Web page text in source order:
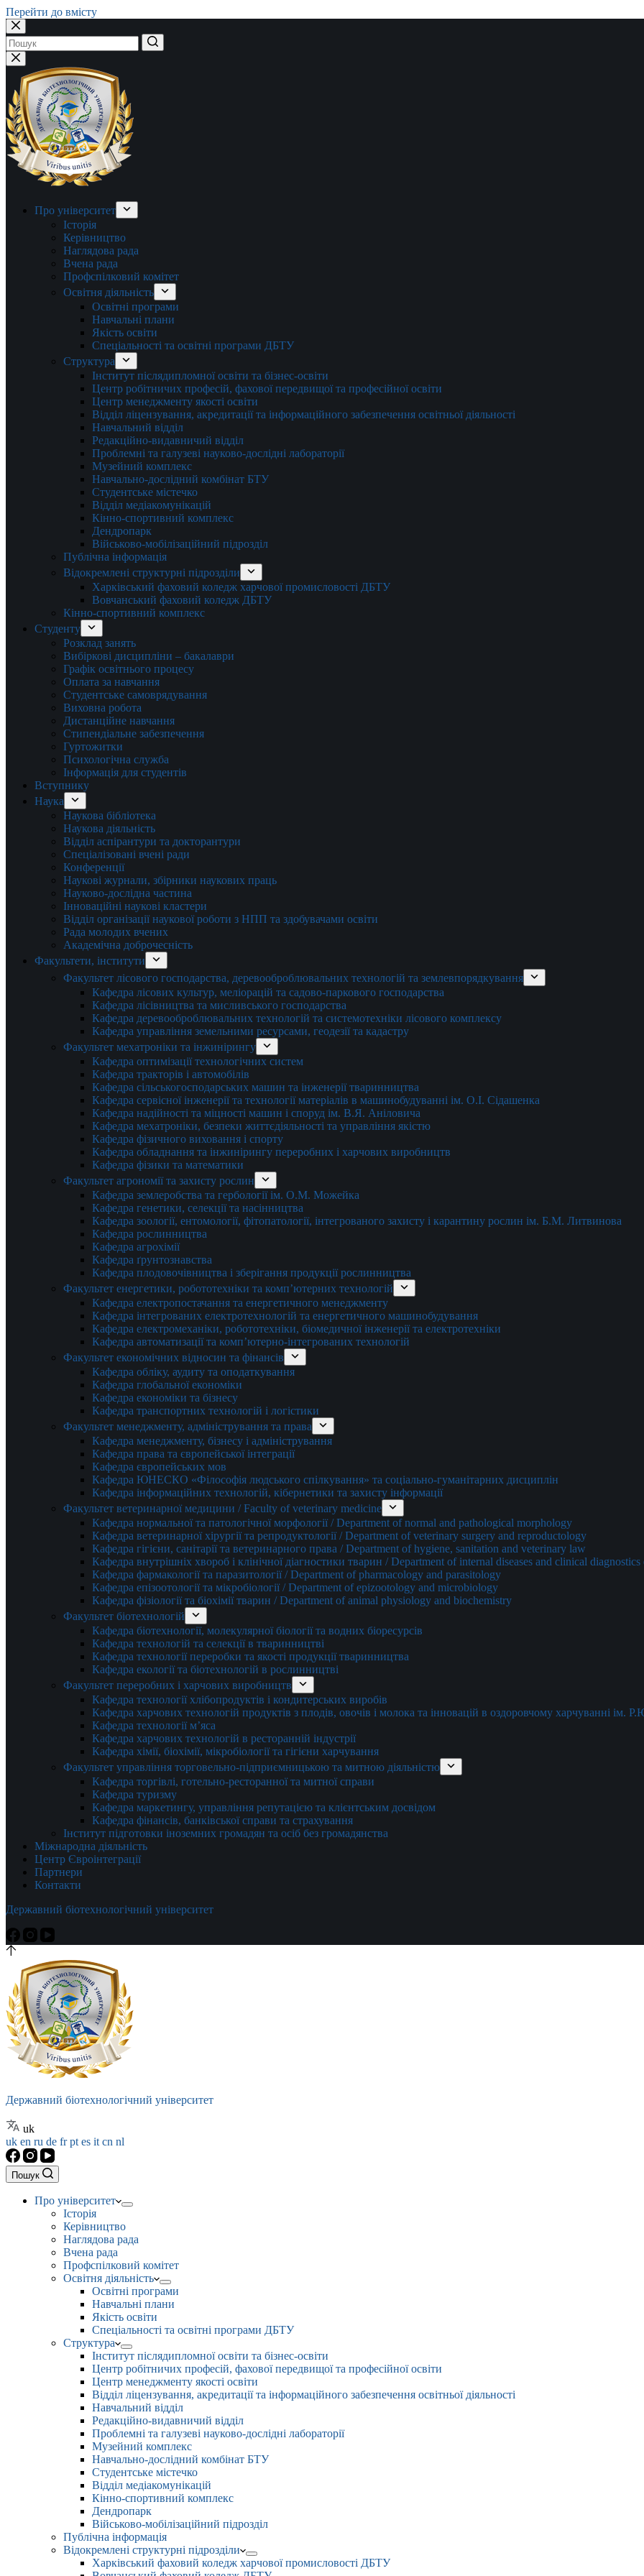
Перейти до вмісту
Немає
результатів
Про університет
Історія
Керівництво
Наглядова рада
Вчена рада
Профспілковий комітет
Освітня діяльність
Освітні програми
Навчальні плани
Якість освіти
Спеціальності та освітні програми ДБТУ
Структура
Інститут післядипломної освіти та бізнес-освіти
Центр робітничих професій, фахової передвищої та професійної освіти
Центр менеджменту якості освіти
Відділ ліцензування, акредитації та інформаційного забезпечення освітньої діяльності
Навчальний відділ
Редакційно-видавничий відділ
Проблемні та галузеві науково-дослідні лабораторії
Музейний комплекс
Навчально-дослідний комбінат БТУ
Студентське містечко
Відділ медіакомунікацій
Кінно-спортивний комплекс
Дендропарк
Військово-мобілізаційний підрозділ
Публічна інформація
Відокремлені структурні підрозділи
Харківський фаховий коледж харчової промисловості ДБТУ
Вовчанський фаховий коледж ДБТУ
Кінно-спортивний комплекс
Студенту
Розклад занять
Вибіркові дисципліни – бакалаври
Графік освітнього процесу
Оплата за навчання
Студентське самоврядування
Виховна робота
Дистанційне навчання
Стипендіальне забезпечення
Гуртожитки
Психологічна служба
Інформація для студентів
Вступнику
Наука
Наукова бібліотека
Наукова діяльність
Відділ аспірантури та докторантури
Спеціалізовані вчені ради
Конференції
Наукові журнали, збірники наукових праць
Науково-дослідна частина
Інноваційні наукові кластери
Відділ організації наукової роботи з НПП та здобувачами освіти
Рада молодих вчених
Академічна доброчесність
Факультети, інститути
Факультет лісового господарства, деревооброблювальних технологій та землевпорядкування
Кафедра лісових культур, меліорацій та садово-паркового господарства
Кафедра лісівництва та мисливського господарства
Кафедра деревооброблювальних технологій та системотехніки лісового комплексу
Кафедра управління земельними ресурсами, геодезії та кадастру
Факультет мехатроніки та інжинірингу
Кафедра оптимізації технологічних систем
Кафедра тракторів і автомобілів
Кафедра сільськогосподарських машин та інженерії тваринництва
Кафедра cервісної інженерії та технології матеріалів в машинобудуванні ім. О.І. Сідашенка
Кафедра надійності та міцності машин і споруд ім. В.Я. Аніловича
Кафедра мехатроніки, безпеки життєдіяльності та управління якістю
Кафедра фізичного виховання і спорту
Кафедра обладнання та інжинірингу переробних і харчових виробництв
Кафедра фізики та математики
Факультет агрономії та захисту рослин
Кафедра землеробства та гербології ім. О.М. Можейка
Кафедра генетики, селекції та насінництва
Кафедра зоології, ентомології, фітопатології, інтегрованого захисту і карантину рослин ім. Б.М. Литвинова
Кафедра рослинництва
Кафедра агрохімії
Кафедра ґрунтознавства
Кафедра плодовочівництва і зберігання продукції рослинництва
Факультет енергетики, робототехніки та комп’ютерних технологій
Кафедра електропостачання та енергетичного менеджменту
Кафедра інтегрованих електротехнологій та енергетичного машинобудування
Кафедра електромеханіки, робототехніки, біомедичної інженерії та електротехніки
Кафедра автоматизації та комп’ютерно-інтегрованих технологій
Факультет економічних відносин та фінансів
Кафедра обліку, аудиту та оподаткування
Кафедра глобальної економіки
Кафедра економіки та бізнесу
Кафедра транспортних технологій і логістики
Факультет менеджменту, адміністрування та права
Кафедра менеджменту, бізнесу і адміністрування
Кафедра права та європейської інтеграції
Кафедра європейських мов
Кафедра ЮНЕСКО «Філософія людського спілкування» та соціально-гуманітарних дисциплін
Кафедра інформаційних технологій, кібернетики та захисту інформації
Факультет ветеринарної медицини / Faculty of veterinary medicine
Кафедра нормальної та патологічної морфології / Department of normal and pathological morphology
Кафедра ветеринарної хірургії та репродуктології / Department of veterinary surgery and reproductology
Кафедра гігієни, санітарії та ветеринарного права / Department of hygiene, sanitation and veterinary law
Кафедра внутрішніх хвороб і клінічної діагностики тварин / Department of internal diseases and clinical
Кафедра фармакології та паразитології / Department of pharmacology and parasitology
Кафедра епізоотології та мікробіології / Department of epizootology and microbiology
Кафедра фізіології та біохімії тварин / Department of animal physiology and biochemistry
Факультет біотехнологій
Кафедра біотехнології, молекулярної біології та водних біоресурсів
Кафедра технологій та селекції в тваринництві
Кафедра технології переробки та якості продукції тваринництва
Кафедра екології та біотехнологій в рослинництві
Факультет переробних і харчових виробництв
Кафедра технології хлібопродуктів і кондитерських виробів
Кафедра харчових технологій продуктів з плодів, овочів і молока та інновацій в оздоровчому харчуванні ім.
Кафедра технології м’яса
Кафедра харчових технологій в ресторанній індустрії
Кафедра хімії, біохімії, мікробіології та гігієни харчування
Факультет управління торговельно-підприємницькою та митною діяльністю
Кафедра торгівлі, готельно-ресторанної та митної справи
Кафедра туризму
Кафедра маркетингу, управління репутацією та клієнтським досвідом
Кафедра фінансів, банківської справи та страхування
Інститут підготовки іноземних громадян та осіб без громадянства
Міжнародна діяльність
Центр Євроінтеграції
Партнери
Контакти
Державний біотехнологічний університет
Державний біотехнологічний університет
uk
uk en ru de frpt es it cn nl
Пошук
Про університет
Історія
Керівництво
Наглядова рада
Вчена рада
Профспілковий комітет
Освітня діяльність
Освітні програми
Навчальні плани
Якість освіти
Спеціальності та освітні програми ДБТУ
Структура
Інститут післядипломної освіти та бізнес-освіти
Центр робітничих професій, фахової передвищої та професійної освіти
Центр менеджменту якості освіти
Відділ ліцензування, акредитації та інформаційного забезпечення освітньої діяльності
Навчальний відділ
Редакційно-видавничий відділ
Проблемні та галузеві науково-дослідні лабораторії
Музейний комплекс
Навчально-дослідний комбінат БТУ
Студентське містечко
Відділ медіакомунікацій
Кінно-спортивний комплекс
Дендропарк
Військово-мобілізаційний підрозділ
Публічна інформація
Відокремлені структурні підрозділи
Харківський фаховий коледж харчової промисловості ДБТУ